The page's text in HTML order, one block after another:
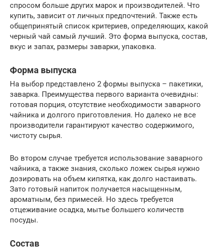
спросом больше других марок и производителей. Что
купить, зависит от личных предпочтений. Также есть
общепринятый список критериев, определяющих, какой
черный чай самый лучший. Это форма выпуска, состав,
вкус и запах, размеры заварки, упаковка.
Форма выпуска
На выбор представлено 2 формы выпуска – пакетики,
заварка. Преимущества первого варианта очевидны:
готовая порция, отсутствие необходимости заварного
чайника и долгого приготовления. Но далеко не все
производители гарантируют качество содержимого,
чистоту сырья.
Во втором случае требуется использование заварного
чайника, а также знания, сколько ложек сырья нужно
дозировать на объем кипятка, как долго настаивать.
Зато готовый напиток получается насыщенным,
ароматным, без примесей. Но здесь требуется
отцеживание осадка, мытье большего количеств
посуды.
Состав